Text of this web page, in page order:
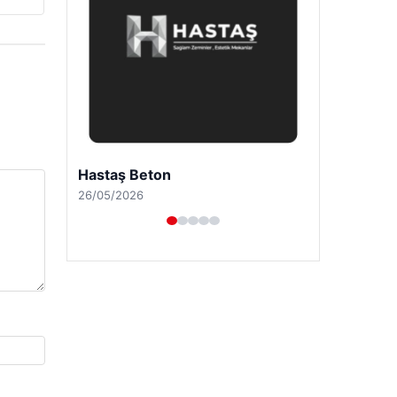
Enes Kaplan Avukatlık Bürosu
28/04/2026